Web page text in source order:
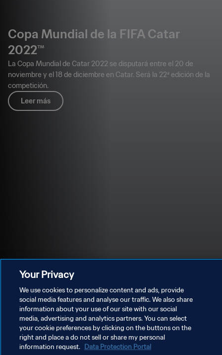
Copa Mundial de la FIFA Catar
2022™
La Copa Mundial de Catar 2022 se disputará entre el 20 de
noviembre y el 18 de diciembre en Catar. Será la 22ª edición de la
competición.
Leer más
POLÍTICA DE PRIVACIDAD
TÉRMINOS DE SERVICIO
Your Privacy
We use cookies to personalize content and ads, provide
social media features and analyse our traffic. We also share
information about your use of our site with our social
media, advertising and analytics partners. You can select
your cookie preferences by clicking on the buttons on the
right and place a do not sell or share my personal
information request. Data Protection Portal